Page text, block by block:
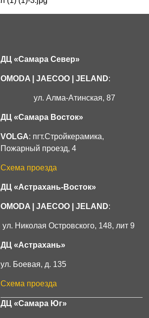
ДЦ «Самара Север»
OMODA | JAECOO| JELAND:
ул. Алма-Атинская, 87
ДЦ «Самара Восток»
VOLGA: пгт.Стройкерамика,
Пожарный проезд, 4
Схема проезда
ДЦ «Астрахань-Восток»
OMODA | JAECOO | JELAND:
ул. Николая Островского, 148, лит 9
ДЦ «Астрахань»
ул. Боевая, д. 135
Схема проезда
ДЦ «Самара Юг»